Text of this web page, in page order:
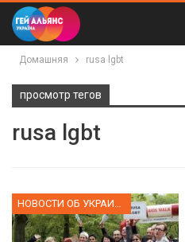
Домашняя rusa lgbt
просмотр тегов
rusa lgbt